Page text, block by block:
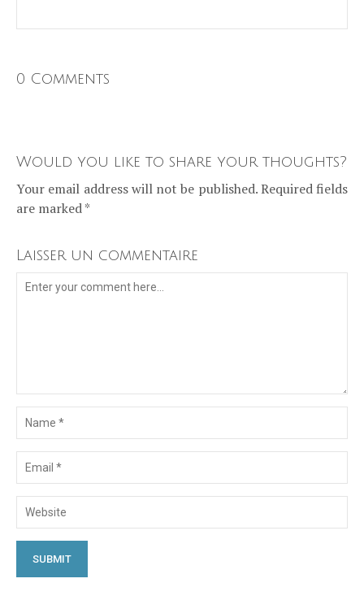
0 Comments
Would you like to share your thoughts?
Your email address will not be published. Required fields
are marked *
Laisser un commentaire